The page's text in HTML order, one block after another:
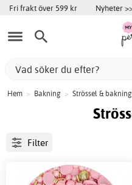
Fri frakt över 599 kr Nyheter
Hem > Bakning > Strössel &
Filter